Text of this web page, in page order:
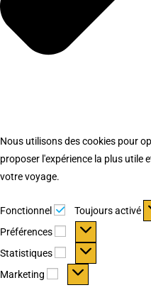
Nous utilisons des cookies pour
proposer l'expérience la plus utile
votre voyage.
Fonctionnel Fonctionnel
Toujours activé
Préférences
Préférences
Statistiques Statistiques
Marketing Marketing